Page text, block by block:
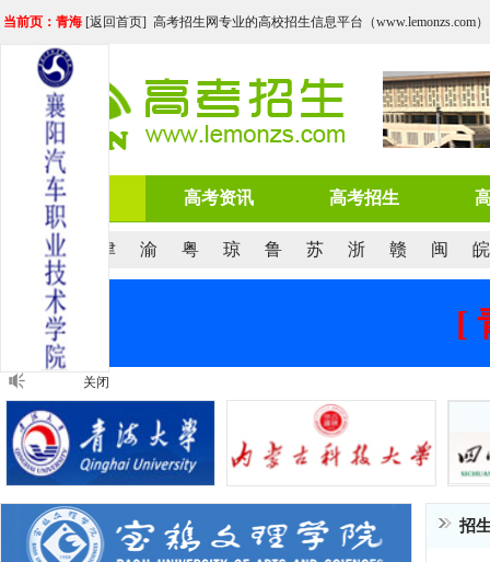
当前页：青海 [返回首页] 高考招生网专业的高校招生信息平台（www.lemonzs.com）
网站首页 高考资讯 高考招生
沪 津 渝 粤 琼 鲁 苏 浙 赣 闽 皖
[
招
关闭